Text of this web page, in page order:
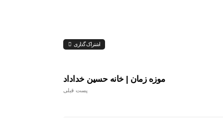
اشتراک گذاری
موزه زمان | خانه حسین خداداد
پست قبلی